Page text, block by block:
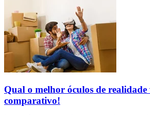
Qual o melhor óculos de
comparativo!